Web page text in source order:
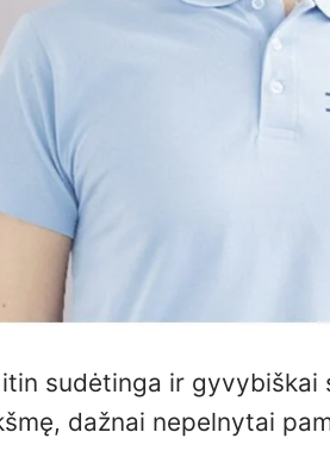
sudėtinga ir gyvybiškai
dažnai nepelnytai